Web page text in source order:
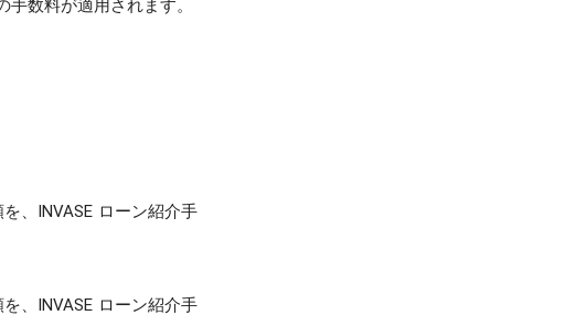
数料が適用されます。
、INVASE ローン紹介手
、INVASE ローン紹介手